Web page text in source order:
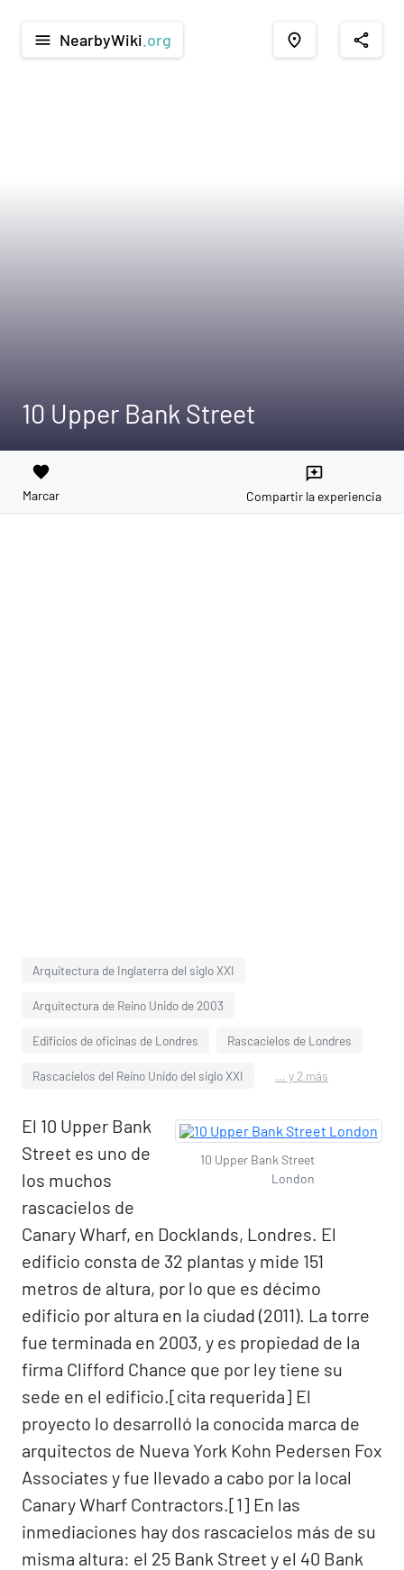
menu NearbyWiki .org place share
10 Upper Bank Street
favorite
Marcar
reviews
Compartir la experiencia
Arquitectura de Inglaterra del siglo XXI
Arquitectura de Reino Unido de 2003
Edificios de oficinas de Londres Rascacielos de Londres
Rascacielos del Reino Unido del siglo XXI ... y 2 más
10 Upper Bank Street
London
El 10 Upper Bank
Street es uno de
los muchos
rascacielos de
Canary Wharf, en Docklands, Londres. El
edificio consta de 32 plantas y mide 151
metros de altura, por lo que es décimo
edificio por altura en la ciudad (2011). La torre
fue terminada en 2003, y es propiedad de la
firma Clifford Chance que por ley tiene su
sede en el edificio.[cita requerida] El
proyecto lo desarrolló la conocida marca de
arquitectos de Nueva York Kohn Pedersen Fox
Associates y fue llevado a cabo por la local
Canary Wharf Contractors.[1]​ En las
inmediaciones hay dos rascacielos más de su
misma altura: el 25 Bank Street y el 40 Bank